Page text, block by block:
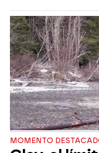
MOMENTO